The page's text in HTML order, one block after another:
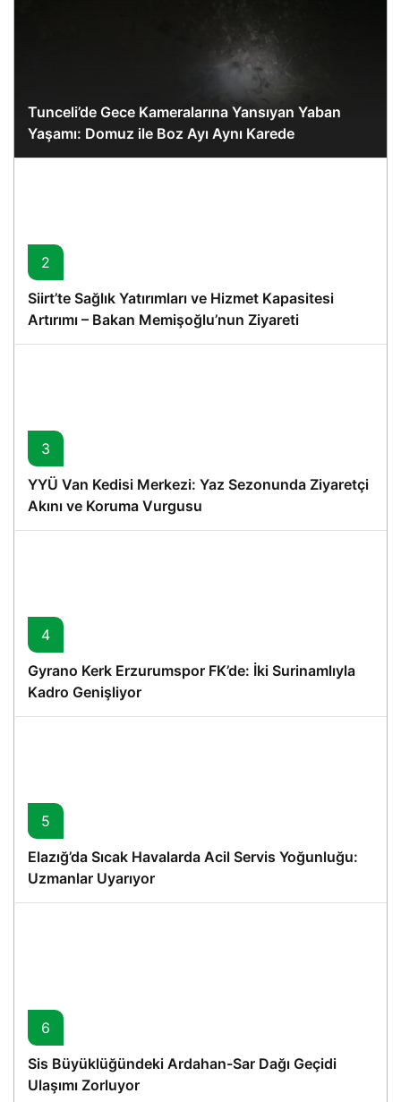
Tunceli’de Gece Kameralarına Yansıyan Yaban
Yaşamı: Domuz ile Boz Ayı Aynı Karede
2
Siirt’te Sağlık Yatırımları ve Hizmet Kapasitesi
Artırımı – Bakan Memişoğlu’nun Ziyareti
3
YYÜ Van Kedisi Merkezi: Yaz Sezonunda Ziyaretçi
Akını ve Koruma Vurgusu
4
Gyrano Kerk Erzurumspor FK’de: İki Surinamlıyla
Kadro Genişliyor
5
Elazığ’da Sıcak Havalarda Acil Servis Yoğunluğu:
Uzmanlar Uyarıyor
6
Sis Büyüklüğündeki Ardahan-Sar Dağı Geçidi
Ulaşımı Zorluyor